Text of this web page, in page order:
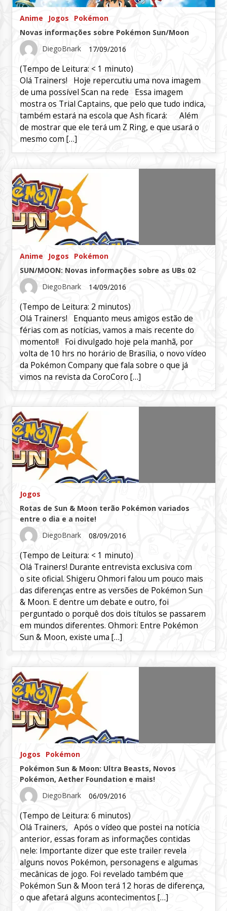
Anime Jogos
Pokémon
Novas informações sobre Pokémon Sun/Moon
DiegoBnark
17/09/2016
(Tempo de Leitura: < 1 minuto)
Olá Trainers! Hoje repercutiu uma nova imagem
de uma possível Scan na rede Essa imagem
mostra os Trial Captains, que pelo que tudo indica,
também estará na escola que Ash ficará: Além
de mostrar que ele terá um Z Ring, e que usará o
mesmo com […]
Anime Jogos
Pokémon
SUN/MOON: Novas informações sobre as UBs 02
DiegoBnark
14/09/2016
(Tempo de Leitura: 2 minutos)
Olá Trainers! Enquanto meus amigos estão de
férias com as notícias, vamos a mais recente do
momento!! Foi divulgado hoje pela manhã, por
volta de 10 hrs no horário de Brasília, o novo vídeo
da Pokémon Company que fala sobre o que já
vimos na revista da CoroCoro […]
Jogos
Rotas de Sun & Moon terão Pokémon variados
entre o dia e a noite!
DiegoBnark
08/09/2016
(Tempo de Leitura: < 1 minuto)
Olá Trainers! Durante entrevista exclusiva com
o site oficial. Shigeru Ohmori falou um pouco mais
das diferenças entre as versões de Pokémon Sun
& Moon. E dentre um debate e outro, foi
perguntado o porquê dos dois títulos se passarem
em mundos diferentes. Ohmori: Entre Pokémon
Sun & Moon, existe uma […]
Jogos
Pokémon
Pokémon Sun & Moon: Ultra Beasts, Novos
Pokémon, Aether Foundation e mais!
DiegoBnark
06/09/2016
(Tempo de Leitura: 6 minutos)
Olá Trainers, Após o vídeo que postei na notícia
anterior, essas foram as informações contidas
nele: Importante dizer que este trailer revela
alguns novos Pokémon, personagens e algumas
mecânicas de jogo. Foi revelado também que
Pokémon Sun & Moon terá 12 horas de diferença,
o que afetará alguns acontecimentos […]